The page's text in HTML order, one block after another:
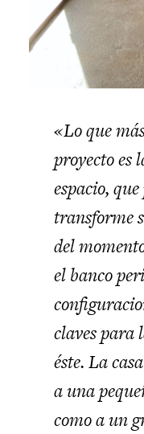
«Lo que
proyecto es
espacio,
transforme
del
el banco
claves para
éste. La
a una
como a un